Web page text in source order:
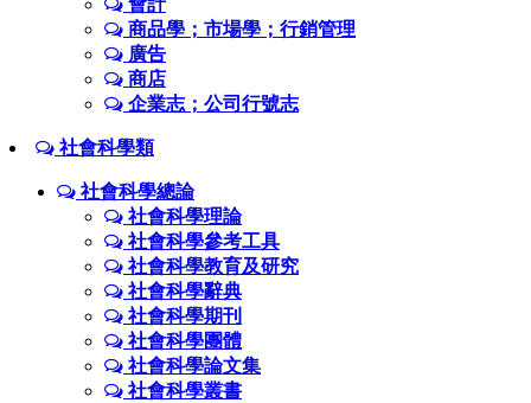
會計
商品學；市場學；行銷管理
廣告
商店
企業志；公司行號志
社會科學類
社會科學總論
社會科學理論
社會科學參考工具
社會科學教育及研究
社會科學辭典
社會科學期刊
社會科學團體
社會科學論文集
社會科學叢書